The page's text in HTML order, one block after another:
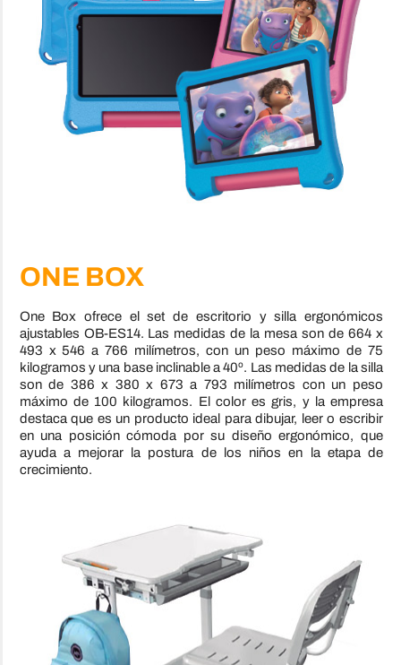
ONE BOX
One Box ofrece el set de escritorio y silla ergonómicos
ajustables OB-ES14. Las medidas de la mesa son de 664 x
493 x 546 a 766 milímetros, con un peso máximo de 75
kilogramos y una base inclinable a 40º. Las medidas de la silla
son de 386 x 380 x 673 a 793 milímetros con un peso
máximo de 100 kilogramos. El color es gris, y la empresa
destaca que es un producto ideal para dibujar, leer oescribir
en una posición cómoda por su diseño ergonómico, que
ayuda a mejorar la postura de los niños en la etapa de
crecimiento.